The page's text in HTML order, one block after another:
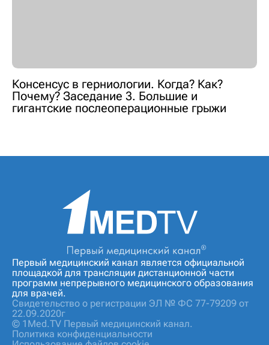
Консенсус в герниологии. Когда? Как?
Почему? Заседание 3. Большие и
гигантские послеоперационные грыжи
Первый медицинский канал является официальной
площадкой для трансляции дистанционной части
программ непрерывного медицинского образования
для врачей.
Свидетельство о регистрации ЭЛ № ФС 77-79209 от
22.09.2020г
© 1Med.TV Первый медицинский канал.
Политика конфиденциальности